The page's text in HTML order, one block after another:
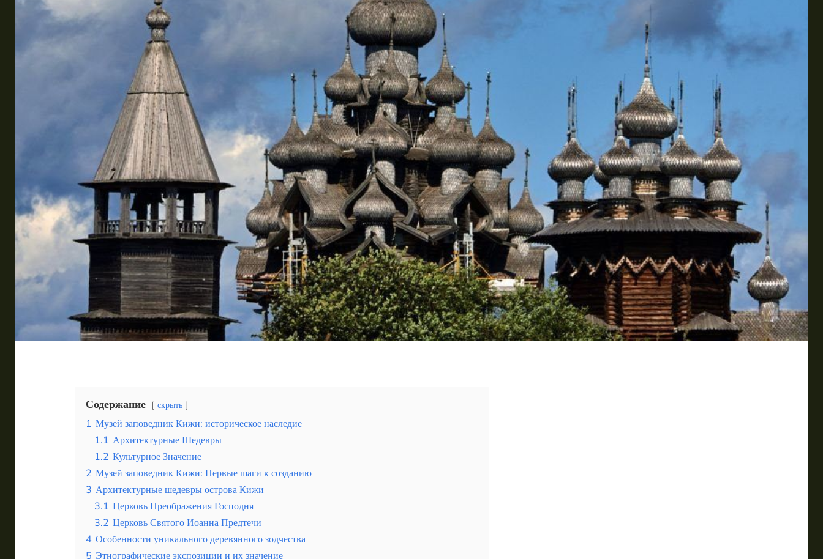
Эквадор
Топ мест отдыха
Кавказские Минеральные Воды
Калининград
Крым
Сочи
Египет
ОАЭ
Таиланд
Турция
Шри-Ланка
Море
Алтай — мир первозданной природы живописных горных озер и увлекательных возможностей для активного отдыха в сердце России
Содержание скрыть
1 Музей заповедник Кижи: историческое наследие
1.1 Архитектурные Шедевры
1.2 Культурное Значение
2 Музей заповедник Кижи: Первые шаги к созданию
3 Архитектурные шедевры острова Кижи
3.1 Церковь Преображения Господня
3.2 Церковь Святого Иоанна Предтечи
4 Особенности уникального деревянного зодчества
5 Этнографические экспозиции и их значение